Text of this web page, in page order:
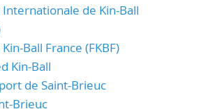
de Kin-Ball
Ball France (FKBF)
Kin-Ball
de Saint-Brieuc
Brieuc